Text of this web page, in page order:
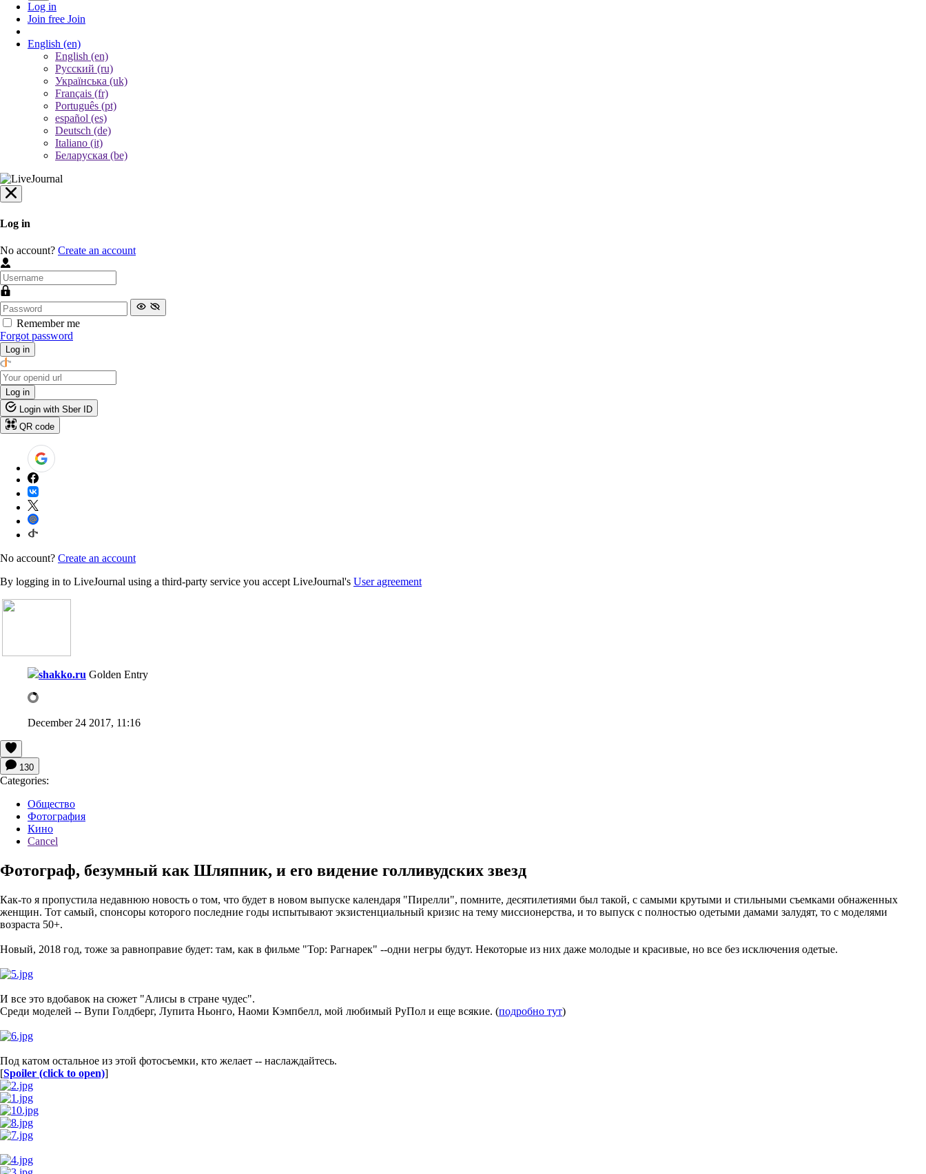
Log in
Join free Join
English (en)
English (en)
Русский (ru)
Українська (uk)
Français (fr)
Português (pt)
español (es)
Deutsch (de)
Italiano (it)
Беларуская (be)
Log in
No account? Create an account
Remember me
Forgot password
Log in
Log in
Login with Sber ID
QR code
No account? Create an account
By logging in to LiveJournal using a third-party service you accept LiveJournal's User agreement
shakko.ru Golden Entry
December 24 2017, 11:16
130
Categories:
Общество
Фотография
Кино
Cancel
Фотограф, безумный как Шляпник, и его видение голливудских звезд
Как-то я пропустила недавнюю новость о том, что будет в новом выпуске календаря "Пирелли", помните, десятилетиями был такой, с самыми крутыми и стильными съемками обнаженных
женщин. Тот самый, спонсоры которого последние годы испытывают экзистенциальный кризис на тему миссионерства, и то выпуск с полностью одетыми дамами залудят, то с моделями
возраста 50+.
Новый, 2018 год, тоже за равноправие будет: там, как в фильме "Тор: Рагнарек" --одни негры будут. Некоторые из них даже молодые и красивые, но все без исключения одетые.
И все это вдобавок на сюжет "Алисы в стране чудес".
Среди моделей -- Вупи Голдберг, Лупита Ньонго, Наоми Кэмпбелл, мой любимый РуПол и еще всякие. (подробно тут)
Под катом остальное из этой фотосъемки, кто желает -- наслаждайтесь.
[Spoiler (click to open)]